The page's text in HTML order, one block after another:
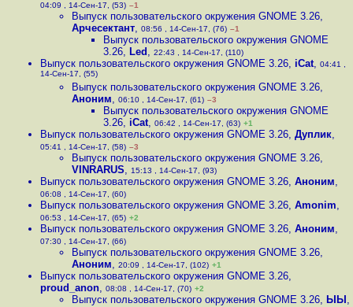
04:09 , 14-Сен-17, (53) –1
Выпуск пользовательского окружения GNOME 3.26,
Арчесектант, 08:56 , 14-Сен-17, (76) –1
Выпуск пользовательского окружения GNOME
3.26, Led , 22:43 , 14-Сен-17, (110)
Выпуск пользовательского окружения GNOME 3.26, iCat, 04:41 ,
14-Сен-17, (55)
Выпуск пользовательского окружения GNOME 3.26,
Аноним, 06:10 , 14-Сен-17, (61) –3
Выпуск пользовательского окружения GNOME
3.26, iCat, 06:42 , 14-Сен-17, (63) +1
Выпуск пользовательского окружения GNOME 3.26, Дуплик,
05:41 , 14-Сен-17, (58) –3
Выпуск пользовательского окружения GNOME 3.26,
VINRARUS, 15:13 , 14-Сен-17, (93)
Выпуск пользовательского окружения GNOME 3.26, Аноним,
06:08 , 14-Сен-17, (60)
Выпуск пользовательского окружения GNOME 3.26, Amonim,
06:53 , 14-Сен-17, (65) +2
Выпуск пользовательского окружения GNOME 3.26, Аноним,
07:30 , 14-Сен-17, (66)
Выпуск пользовательского окружения GNOME 3.26,
Аноним, 20:09 , 14-Сен-17, (102) +1
Выпуск пользовательского окружения GNOME 3.26,
proud_anon, 08:08 , 14-Сен-17, (70) +2
Выпуск пользовательского окружения GNOME 3.26, ЫЫ ,